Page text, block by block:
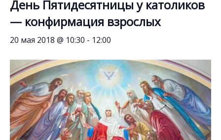
День Пятидесятницы у католиков
— конфирмация взрослых
20 мая 2018 @ 10:30 - 12:00